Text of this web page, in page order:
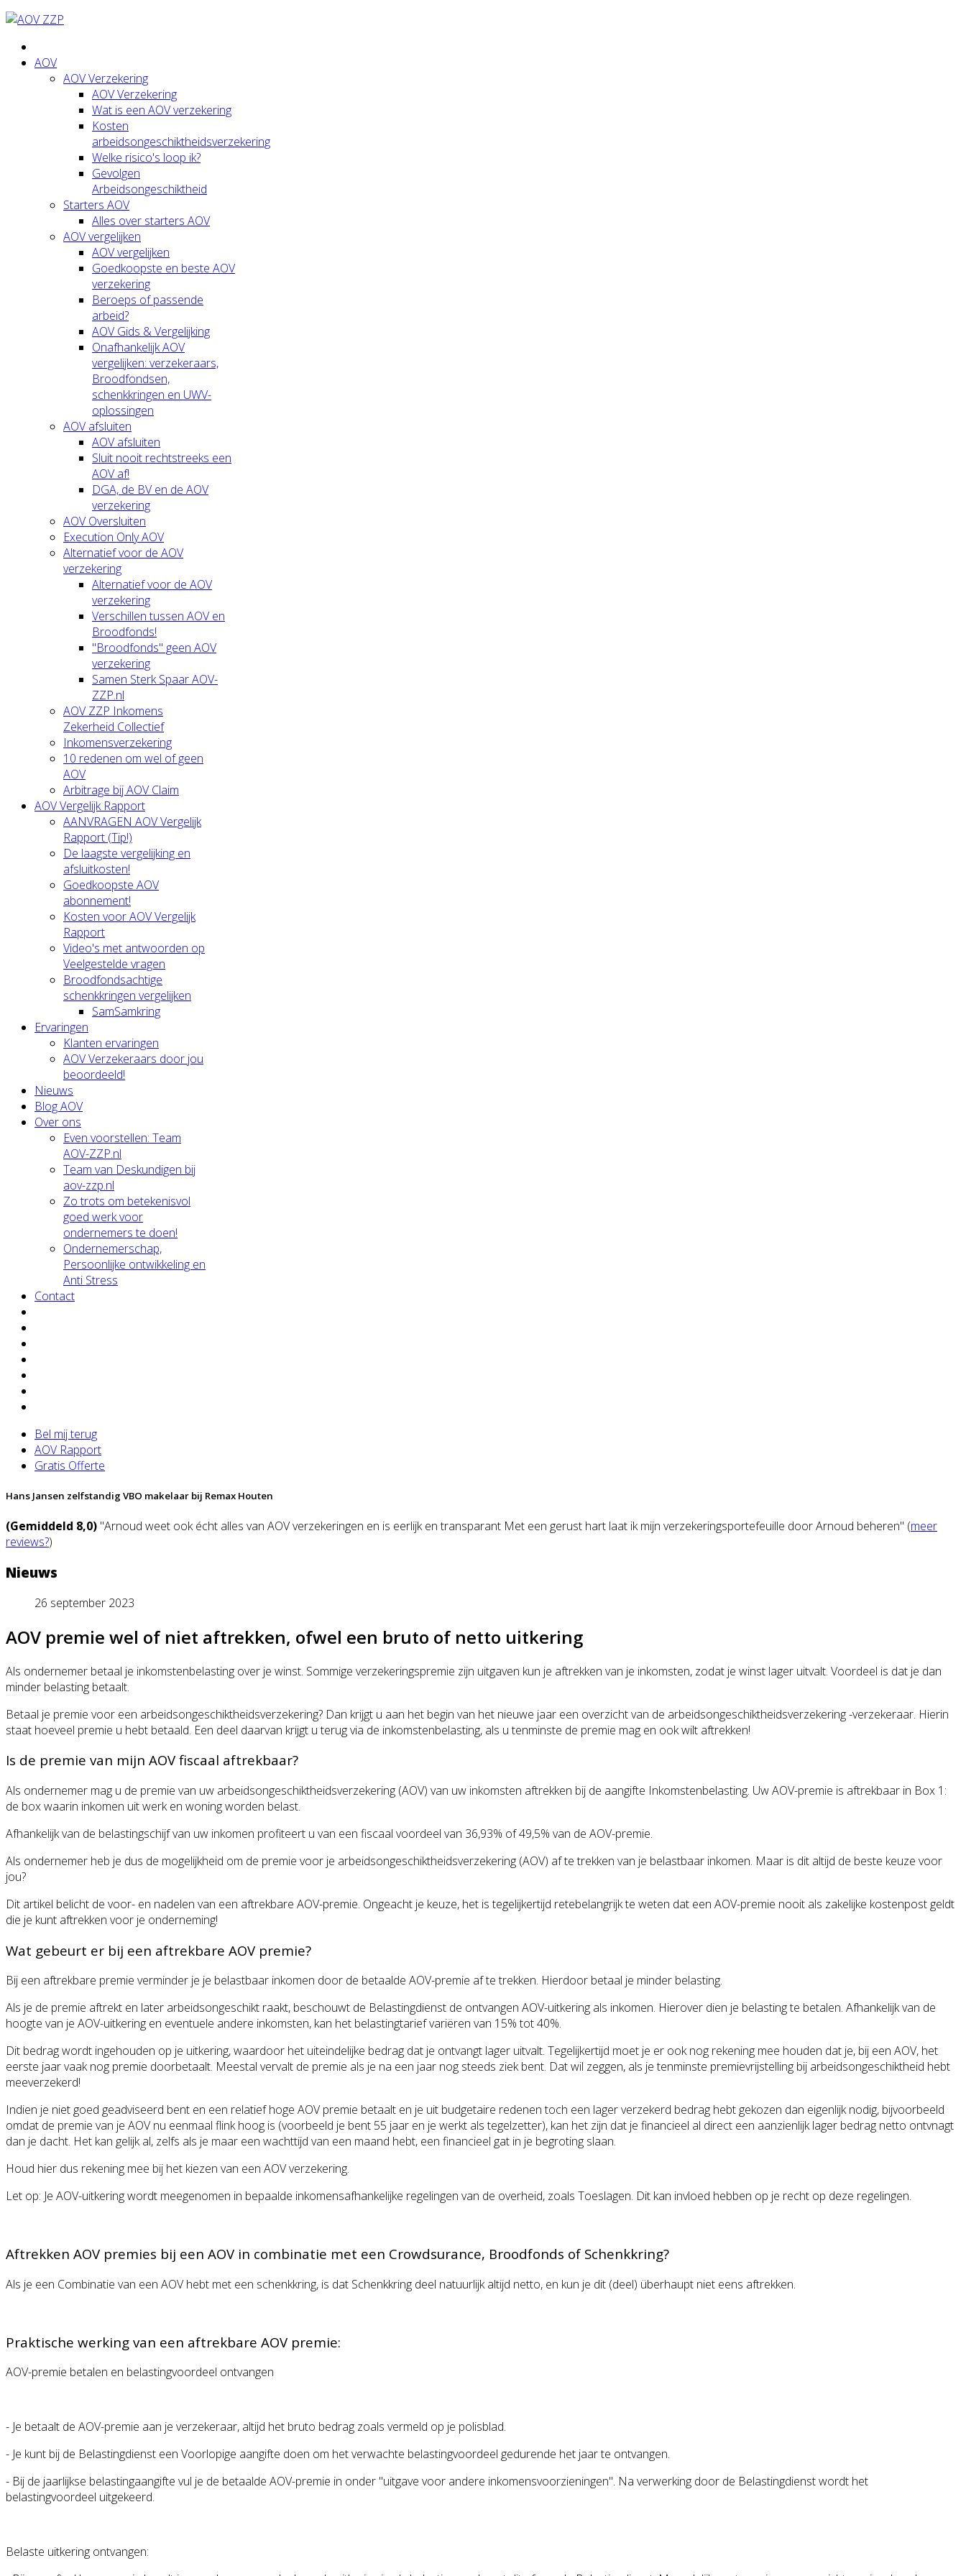
AOV
AOV Verzekering
AOV Verzekering
Wat is een AOV verzekering
Kosten
arbeidsongeschiktheidsverzekering
Welke risico's loop ik?
Gevolgen
Arbeidsongeschiktheid
Starters AOV
Alles over starters AOV
AOV vergelijken
AOV vergelijken
Goedkoopste en beste AOV
verzekering
Beroeps of passende
arbeid?
AOV Gids & Vergelijking
Onafhankelijk AOV
vergelijken: verzekeraars,
Broodfondsen,
schenkkringen en UWV-
oplossingen
AOV afsluiten
AOV afsluiten
Sluit nooit rechtstreeks een
AOV af!
DGA, de BV en de AOV
verzekering
AOV Oversluiten
Execution Only AOV
Alternatief voor de AOV
verzekering
Alternatief voor de AOV
verzekering
Verschillen tussen AOV en
Broodfonds!
"Broodfonds" geen AOV
verzekering
Samen Sterk Spaar AOV-
ZZP.nl
AOV ZZP Inkomens
Zekerheid Collectief
Inkomensverzekering
10 redenen om wel of geen
AOV
Arbitrage bij AOV Claim
AOV Vergelijk Rapport
AANVRAGEN AOV Vergelijk
Rapport (Tip!)
De laagste vergelijking en
afsluitkosten!
Goedkoopste AOV
abonnement!
Kosten voor AOV Vergelijk
Rapport
Video's met antwoorden op
Veelgestelde vragen
Broodfondsachtige
schenkkringen vergelijken
SamSamkring
Ervaringen
Klanten ervaringen
AOV Verzekeraars door jou
beoordeeld!
Nieuws
Blog AOV
Over ons
Even voorstellen: Team
AOV-ZZP.nl
Team van Deskundigen bij
aov-zzp.nl
Zo trots om betekenisvol
goed werk voor
ondernemers te doen!
Ondernemerschap,
Persoonlijke ontwikkeling en
Anti Stress
Contact
Bel mij terug
AOV Rapport
Gratis Offerte
Hans Jansen zelfstandig VBO makelaar bij Remax Houten
(Gemiddeld 8,0) "Arnoud weet ook écht alles van AOV verzekeringen en is eerlijk en transparant Met een gerust hart laat ik mijn verzekeringsportefeuille door Arnoud beheren" (meer
reviews?)
Nieuws
26 september 2023
AOV premie wel of niet aftrekken, ofwel een bruto of netto uitkering
Als ondernemer betaal je inkomstenbelasting over je winst. Sommige verzekeringspremie zijn uitgaven kun je aftrekken van je inkomsten, zodat je winst lager uitvalt. Voordeel is dat je dan
minder belasting betaalt.
Betaal je premie voor een arbeidsongeschiktheidsverzekering? Dan krijgt u aan het begin van het nieuwe jaar een overzicht van de arbeidsongeschiktheidsverzekering -verzekeraar. Hierin
staat hoeveel premie u hebt betaald. Een deel daarvan krijgt u terug via de inkomstenbelasting, als u tenminste de premie mag en ook wilt aftrekken!
Is de premie van mijn AOV fiscaal aftrekbaar?
Als ondernemer mag u de premie van uw arbeidsongeschiktheidsverzekering (AOV) van uw inkomsten aftrekken bij de aangifte Inkomstenbelasting. Uw AOV-premie is aftrekbaar in Box 1:
de box waarin inkomen uit werk en woning worden belast.
Afhankelijk van de belastingschijf van uw inkomen profiteert u van een fiscaal voordeel van 36,93% of 49,5% van de AOV-premie.
Als ondernemer heb je dus de mogelijkheid om de premie voor je arbeidsongeschiktheidsverzekering (AOV) af te trekken van je belastbaar inkomen. Maar is dit altijd de beste keuze voor
jou?
Dit artikel belicht de voor- en nadelen van een aftrekbare AOV-premie. Ongeacht je keuze, het is tegelijkertijd retebelangrijk te weten dat een AOV-premie nooit als zakelijke kostenpost geldt
die je kunt aftrekken voor je onderneming!
Wat gebeurt er bij een aftrekbare AOV premie?
Bij een aftrekbare premie verminder je je belastbaar inkomen door de betaalde AOV-premie af te trekken. Hierdoor betaal je minder belasting.
Als je de premie aftrekt en later arbeidsongeschikt raakt, beschouwt de Belastingdienst de ontvangen AOV-uitkering als inkomen. Hierover dien je belasting te betalen. Afhankelijk van de
hoogte van je AOV-uitkering en eventuele andere inkomsten, kan het belastingtarief variëren van 15% tot 40%.
Dit bedrag wordt ingehouden op je uitkering, waardoor het uiteindelijke bedrag dat je ontvangt lager uitvalt. Tegelijkertijd moet je er ook nog rekening mee houden dat je, bij een AOV, het
eerste jaar vaak nog premie doorbetaalt. Meestal vervalt de premie als je na een jaar nog steeds ziek bent. Dat wil zeggen, als je tenminste premievrijstelling bij arbeidsongeschiktheid hebt
meeverzekerd!
Indien je niet goed geadviseerd bent en een relatief hoge AOV premie betaalt en je uit budgetaire redenen toch een lager verzekerd bedrag hebt gekozen dan eigenlijk nodig, bijvoorbeeld
omdat de premie van je AOV nu eenmaal flink hoog is (voorbeeld je bent 55 jaar en je werkt als tegelzetter), kan het zijn dat je financieel al direct een aanzienlijk lager bedrag netto ontvnagt
dan je dacht. Het kan gelijk al, zelfs als je maar een wachttijd van een maand hebt, een financieel gat in je begroting slaan.
Houd hier dus rekening mee bij het kiezen van een AOV verzekering.
Let op: Je AOV-uitkering wordt meegenomen in bepaalde inkomensafhankelijke regelingen van de overheid, zoals Toeslagen. Dit kan invloed hebben op je recht op deze regelingen.
Aftrekken AOV premies bij een AOV in combinatie met een Crowdsurance, Broodfonds of Schenkkring?
Als je een Combinatie van een AOV hebt met een schenkkring, is dat Schenkkring deel natuurlijk altijd netto, en kun je dit (deel) überhaupt niet eens aftrekken.
Praktische werking van een aftrekbare AOV premie:
AOV-premie betalen en belastingvoordeel ontvangen
- Je betaalt de AOV-premie aan je verzekeraar, altijd het bruto bedrag zoals vermeld op je polisblad.
- Je kunt bij de Belastingdienst een Voorlopige aangifte doen om het verwachte belastingvoordeel gedurende het jaar te ontvangen.
- Bij de jaarlijkse belastingaangifte vul je de betaalde AOV-premie in onder "uitgave voor andere inkomensvoorzieningen". Na verwerking door de Belastingdienst wordt het
belastingvoordeel uitgekeerd.
Belaste uitkering ontvangen: